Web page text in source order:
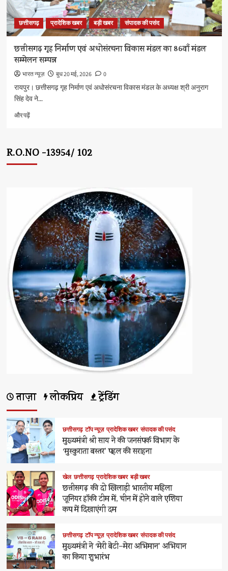
जानें
किन-
किन
समझौतों
बनी
सहमति
के
में
और
पढ़ें
छत्तीसगढ़ प्रादेशिक खबर बड़ी खबर संपादक की पसंद
छत्तीसगढ़ गृह निर्माण एवं अधोसंरचना विकास मंडल का 86वाँ मंडल
सम्मेलन सम्पन्न
भारत न्यूज़ बुध 20 मई, 2026
0
रायपुर। छत्तीसगढ़ गृह निर्माण एवं अधोसंरचना विकास मंडल के अध्यक्ष श्री अनुराग
सिंह देव ने...
और पढ़ेंछत्तीसगढ़
अधोसंरचना
विकास
सम्मेलन
सम्पन्न
के
बारे
और
पढ़ें
R.O.NO -13954/ 102
ताज़ा लोकप्रिय ट्रेंडिंग
छत्तीसगढ़ टॉप न्यूज़ प्रादेशिक खबर संपादक की पसंद
मुख्यमंत्री श्री साय ने की जनसंपर्क विभाग के
‘मुस्कुराता बस्तर’ पहल की सराहना
खेल छत्तीसगढ़ प्रादेशिक खबर बड़ी खबर
छत्तीसगढ़ की दो खिलाड़ी भारतीय महिला
जूनियर हॉकी टीम में, चीन में होने वाले एशिया
कप में दिखाएंगी दम
छत्तीसगढ़ टॉप न्यूज़ प्रादेशिक खबर संपादक की पसंद
मुख्यमंत्री ने ‘मेरी बेटी–मेरा अभिमान’ अभियान
का किया शुभारंभ